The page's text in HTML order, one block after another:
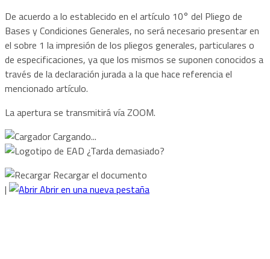
De acuerdo a lo establecido en el artículo 10° del Pliego de
Bases y Condiciones Generales, no será necesario presentar en
el sobre 1 la impresión de los pliegos generales, particulares o
de especificaciones, ya que los mismos se suponen conocidos a
través de la declaración jurada a la que hace referencia el
mencionado artículo.
La apertura se transmitirá vía ZOOM.
Cargando...
¿Tarda demasiado?
Recargar el documento
|
Abrir en una nueva pestaña